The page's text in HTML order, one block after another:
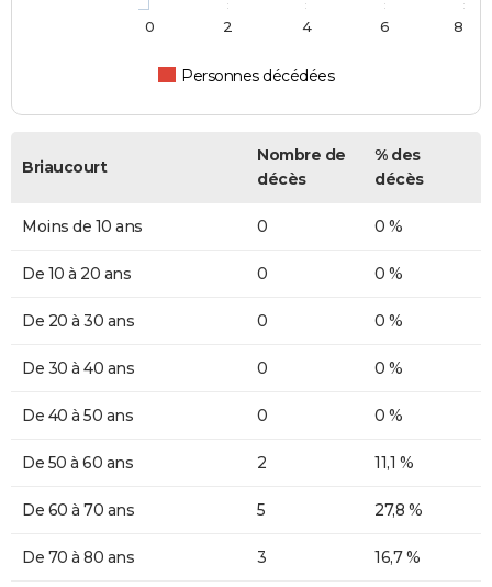
Personnes décédées
0 2 4 6 8
Briaucourt
Nombre de
décès
% des
décès
Moins de 10 ans 0 0 %
De 10 à 20 ans 0 0 %
De 20 à 30 ans 0 0 %
De 30 à 40 ans 0 0 %
De 40 à 50 ans 0 0 %
De 50 à 60 ans 2 11,1 %
De 60 à 70 ans 5 27,8 %
De 70 à 80 ans 3 16,7 %